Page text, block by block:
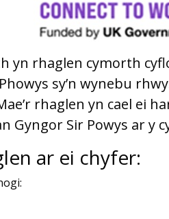
yn rhaglen cymorth
sy’n wynebu
rhaglen yn cael ei
Gyngor Sir Powys ar y
ar ei chyfer: